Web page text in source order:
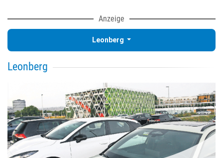
Anzeige
Leonberg
Leonberg